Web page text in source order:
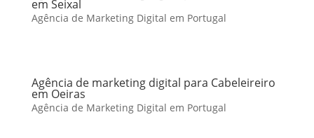
em Seixal
Agência de Marketing Digital em Portugal
Agência de marketing digital para Cabeleireiro
em Oeiras
Agência de Marketing Digital em Portugal